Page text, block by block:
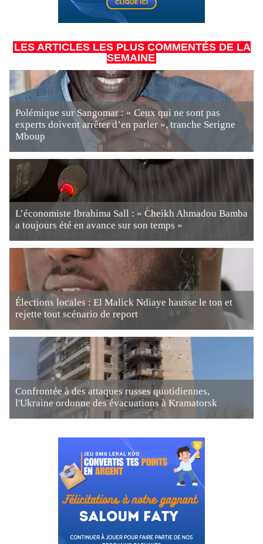
LES ARTICLES LES PLUS COMMENTÉS DE LA
SEMAINE
Polémique sur Sangomar : « Ceux qui ne sont pas
experts doivent arrêter d’en parler », tranche Serigne
Mboup
L’économiste Ibrahima Sall : « Cheikh Ahmadou Bamba
a toujours été en avance sur son temps »
Élections locales : El Malick Ndiaye hausse le ton et
rejette tout scénario de report
Confrontée à des attaques russes quotidiennes,
l'Ukraine ordonne des évacuations à Kramatorsk